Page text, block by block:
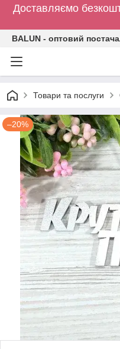
Доставляємо
BALUN - оптовий
Товари та послуги
–20%